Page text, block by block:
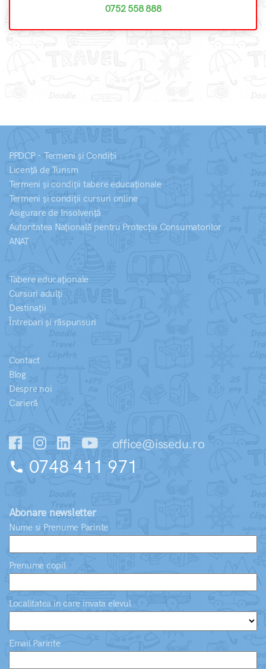
0752 558 888
PPDCP - Termeni și Condiții
Licență de Turism
Termeni și condiții tabere educaționale
Termeni și condiții cursuri online
Asigurare de Insolvență
Autoritatea Națională pentru Protecția Consumatorilor
ANAT
Tabere educaționale
Cursuri adulți
Destinații
Întrebari și răspunsuri
Contact
Blog
Despre noi
Carieră
office@issedu.ro
phone 0748 411 971
Abonare newsletter
Nume si Prenume Parinte
Prenume copil
Localitatea in care invata elevul
Email Parinte